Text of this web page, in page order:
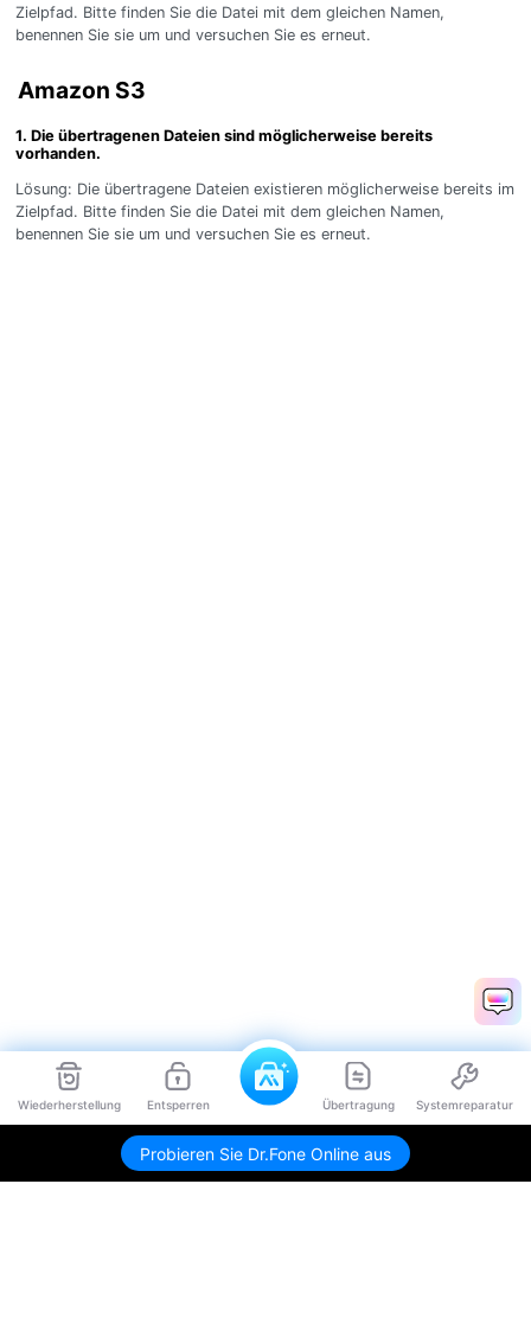
Wiederherstellung Entsperren Übertragung Systemreparatur
Probieren Sie Dr.Fone Online aus
Zielpfad. Bitte finden Sie die Datei mit dem gleichen Namen,
benennen Sie sie um und versuchen Sie es erneut.
Amazon S3
1. Die übertragenen Dateien sind möglicherweise bereits
vorhanden.
Lösung: Die übertragene Dateien existieren möglicherweise bereits im
Zielpfad. Bitte finden Sie die Datei mit dem gleichen Namen,
benennen Sie sie um und versuchen Sie es erneut.